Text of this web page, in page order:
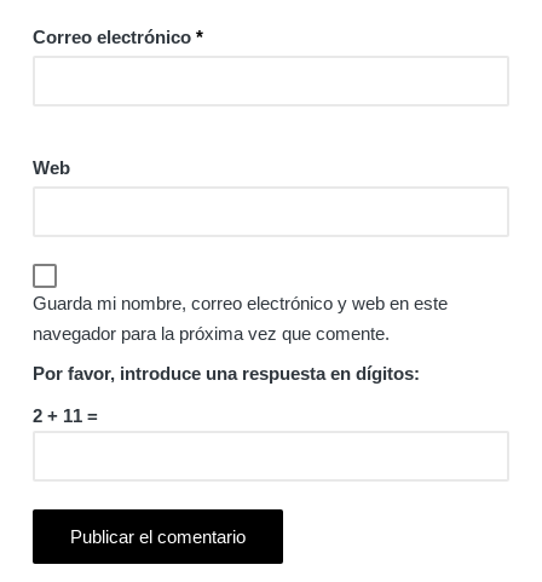
Correo electrónico *
Web
Guarda mi nombre, correo electrónico y web en este
navegador para la próxima vez que comente.
Por favor, introduce una respuesta en dígitos:
2 + 11 =